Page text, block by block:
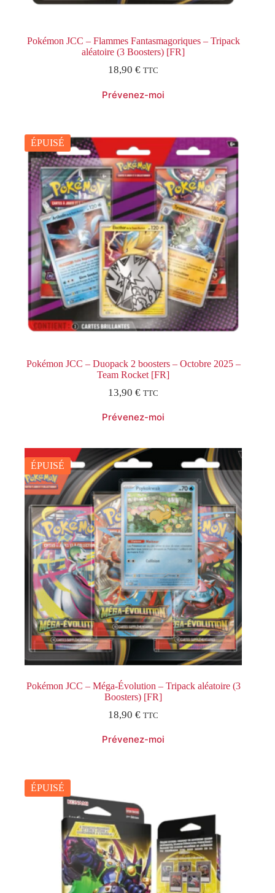
Pokémon JCC – Flammes Fantasmagoriques – Tripack
aléatoire (3 Boosters) [FR]
18,90€ TTC
ÉPUISÉ
Pokémon JCC – Duopack 2 boosters – Octobre 2025 –
Team Rocket [FR]
13,90€ TTC
ÉPUISÉ
Pokémon JCC – Méga-Évolution – Tripack aléatoire (3
Boosters) [FR]
18,90€ TTC
ÉPUISÉ